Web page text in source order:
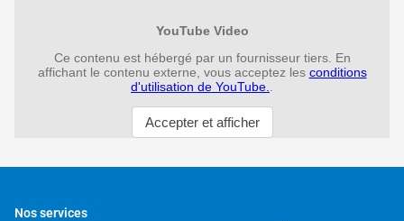
Nos services